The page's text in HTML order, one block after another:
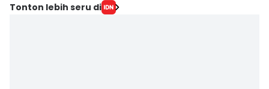
Tonton lebih seru di